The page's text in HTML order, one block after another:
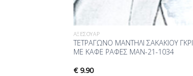
ΑΞΕΣΟΥΆΡ
ΤΕΤΡΑΓΩΝΟ ΜΑΝΤΗΛΙ ΣΑΚΑΚΙΟΥ ΓΚΡΙ
ΜΕ ΚΑΦΕ ΡΑΦΕΣ MAN-21-1034
€9.90